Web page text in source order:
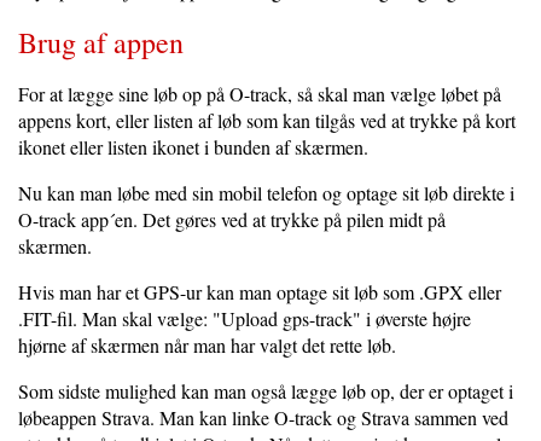
Brug af appen
For at lægge sine løb op på O-track, så skal man vælge løbet på
appens kort, eller listen af løb som kan tilgås ved at trykke på kort
ikonet eller listen ikonet i bunden af skærmen.
Nu kan man løbe med sin mobil telefon og optage sit løb direkte i
O-track app´en. Det gøres ved at trykke på pilen midt på
skærmen.
Hvis man har et GPS-ur kan man optage sit løb som .GPX eller
.FIT-fil. Man skal vælge: "Upload gps-track" i øverste højre
hjørne af skærmen når man har valgt det rette løb.
Som sidste mulighed kan man også lægge løb op, der er optaget i
løbeappen Strava. Man kan linke O-track og Strava sammen ved